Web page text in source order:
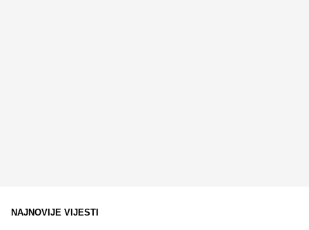
NAJNOVIJE VIJESTI